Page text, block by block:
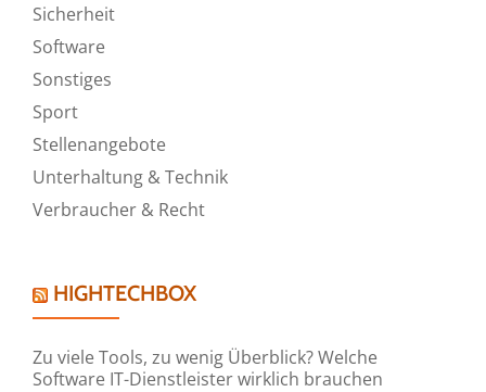
Sicherheit
Software
Sonstiges
Sport
Stellenangebote
Unterhaltung & Technik
Verbraucher & Recht
HIGHTECHBOX
Zu viele Tools, zu wenig Überblick? Welche
Software IT-Dienstleister wirklich brauchen